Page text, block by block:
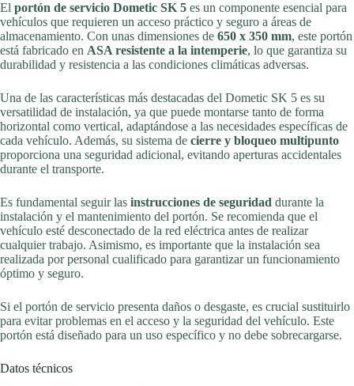
El portón de servicio Dometic SK 5 es un componente esencial para
vehículos que requieren un acceso práctico y seguro a áreas de
almacenamiento. Con unas dimensiones de 650 x 350 mm, este portón
está fabricado en ASA resistente a la intemperie, lo que garantiza su
durabilidad y resistencia a las condiciones climáticas adversas.
Una de las características más destacadas del Dometic SK 5 es su
versatilidad de instalación, ya que puede montarse tanto de forma
horizontal como vertical, adaptándose a las necesidades específicas de
cada vehículo. Además, su sistema de cierre y bloqueo multipunto
proporciona una seguridad adicional, evitando aperturas accidentales
durante el transporte.
Es fundamental seguir las instrucciones de seguridad durante la
instalación y el mantenimiento del portón. Se recomienda que el
vehículo esté desconectado de la red eléctrica antes de realizar
cualquier trabajo. Asimismo, es importante que la instalación sea
realizada por personal cualificado para garantizar un funcionamiento
óptimo y seguro.
Si el portón de servicio presenta daños o desgaste, es crucial sustituirlo
para evitar problemas en el acceso y la seguridad del vehículo. Este
portón está diseñado para un uso específico y no debe sobrecargarse.
Datos técnicos